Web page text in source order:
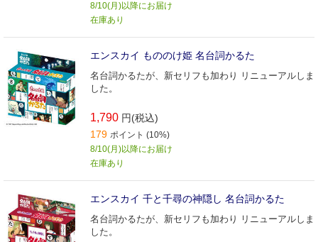
8/10(月)以降にお届け
在庫あり
エンスカイ もののけ姫 名台詞かるた
名台詞かるたが、新セリフも加わり リニューアルしま
した。
1,790 円(税込)
179 ポイント (10%)
8/10(月)以降にお届け
在庫あり
エンスカイ 千と千尋の神隠し 名台詞かるた
名台詞かるたが、新セリフも加わり リニューアルしま
した。